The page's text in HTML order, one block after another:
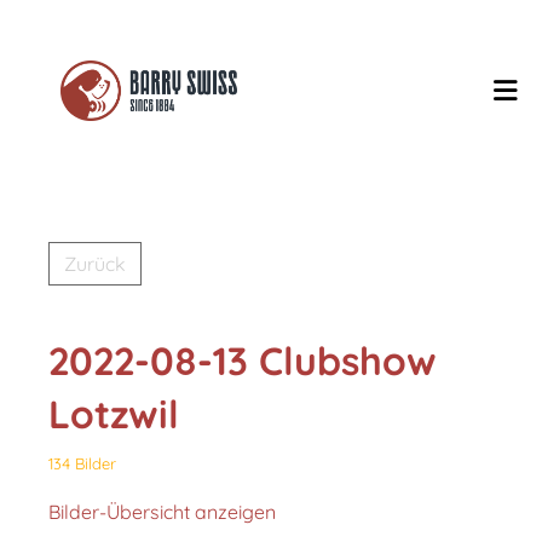
Zurück
2022-08-13 Clubshow
Lotzwil
134 Bilder
Bilder-Übersicht anzeigen